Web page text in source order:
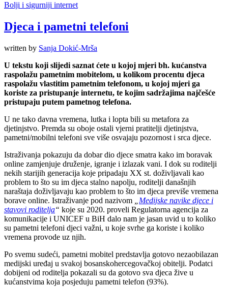
Bolji i sigurniji internet
Djeca i pametni telefoni
written by Sanja Dokić-Mrša
U tekstu koji slijedi saznat ćete u kojoj mjeri bh. kućanstva
raspolažu pametnim mobitelom, u kolikom procentu djeca
raspolažu vlastitim pametnim telefonom, u kojoj mjeri ga
koriste za pristupanje internetu, te kojim sadržajima najčešće
pristupaju putem pametnog telefona.
U ne tako davna vremena, lutka i lopta bili su metafora za
djetinjstvo. Premda su oboje ostali vjerni pratitelji djetinjstva,
pametni/mobilni telefoni sve više osvajaju pozornost i srca djece.
Istraživanja pokazuju da dobar dio djece smatra kako im boravak
online zamjenjuje druženje, igranje i izlazak vani. I dok su roditelji
nekih starijih generacija koje pripadaju XX st. doživljavali kao
problem to što su im djeca stalno napolju, roditelji današnjih
naraštaja doživljavaju kao problem to što im djeca previše vremena
borave online. Istraživanje pod nazivom
Medijske navike djece i
stavovi roditelja“ koje su 2020. proveli Regulatorna agencija za
komunikacije i UNICEF u BiH dalo nam je jasan uvid u to koliko
su pametni telefoni djeci važni, u koje svrhe ga koriste i koliko
vremena provode uz njih.
Po svemu sudeći, pametni mobitel predstavlja gotovo nezaobilazan
medijski uređaj u svakoj bosanskohercegovačkoj obitelji. Podatci
dobijeni od roditelja pokazali su da gotovo sva djeca žive u
kućanstvima koja posjeduju pametni telefon (93%).